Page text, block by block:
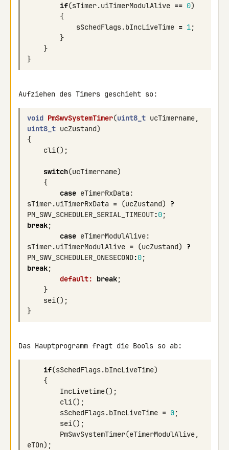
if(sTimer.uiTimerModulAlive == 0)
{
sSchedFlags.bIncLiveTime = 1;
}
}
}
Aufziehen des Timers geschieht so:
void PmSwvSystemTimer(uint8_t ucTimername,
uint8_t ucZustand)
{
cli();
switch(ucTimername)
{
case eTimerRxData:
sTimer.uiTimerRxData = (ucZustand)
?
PM_SWV_SCHEDULER_SERIAL_TIMEOUT:0;
break;
case eTimerModulAlive:
sTimer.uiTimerModulAlive = (ucZustand)
?
PM_SWV_SCHEDULER_ONESECOND:0;
break;
default:
break;
}
sei();
}
if(sSchedFlags.bIncLiveTime)
{
IncLivetime();
cli();
sSchedFlags.bIncLiveTime = 0;
sei();
PmSwvSystemTimer(eTimerModulAlive,
eTOn);